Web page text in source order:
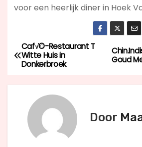
voor een heerlijk diner in Hoek
B
e
Goud
Caf√©-Restaurant T
Witte Huis in
Donkerbroek
Door